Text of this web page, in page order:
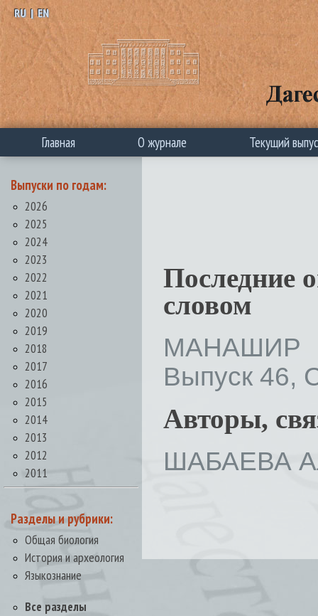
RU | EN
Главная О журнале Текущий
Выпуски по годам:
2026
2025
2024
2023
2022
2021
2020
2019
2018
2017
2016
2015
2014
2013
2012
2011
Разделы и рубрики:
Общая биология
История и археология
Языкознание
Все разделы
Последние
словом
Выпуск 46,
Авторы,
ШАБАЕВА